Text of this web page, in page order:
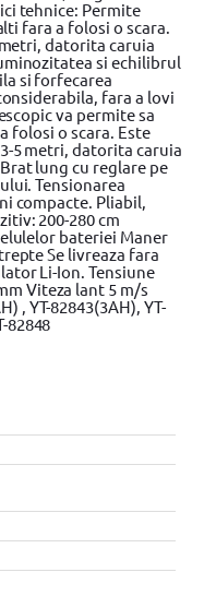
tehnice: Permite
fara a folosi o scara.
datorita caruia
si echilibrul
si forfecarea
fara a lovi
va permite sa
folosi o scara. Este
5 metri, datorita caruia
lung cu reglare pe
Tensionarea
compacte. Pliabil,
200-280 cm
bateriei Maner
Se livreaza fara
Li-Ion. Tensiune
Viteza lant 5 m/s
, YT-82843(3AH), YT-
82848